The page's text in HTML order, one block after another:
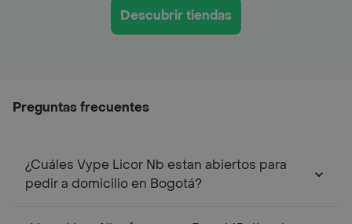
Descubrir tiendas
Preguntas frecuentes
¿Cuáles Vype Licor Nb estan abiertos para
pedir a domicilio en Bogotá?